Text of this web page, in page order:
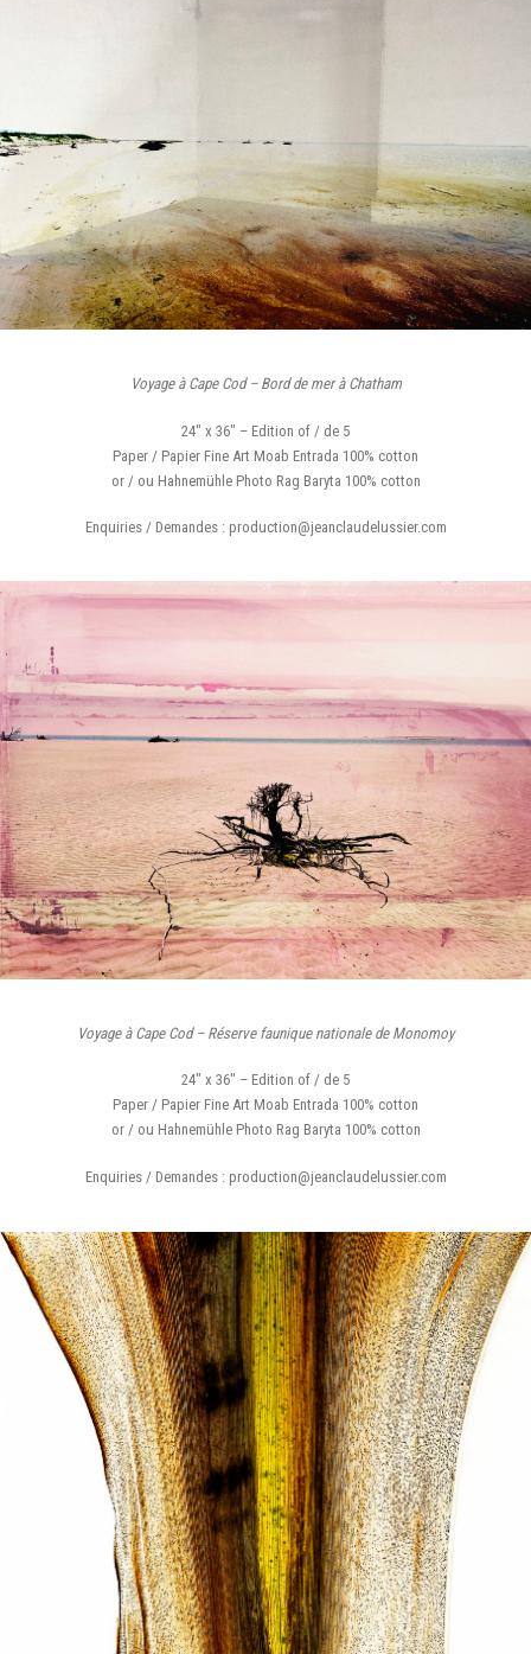
Voyage à Cape Cod – Bord de mer à Chatham
24″ x 36″ – Edition of / de 5
Paper / Papier Fine Art Moab Entrada 100% cotton
or / ou Hahnemühle Photo Rag Baryta 100% cotton
Enquiries / Demandes : production@jeanclaudelussier.com
Voyage à Cape Cod – Réserve faunique nationale de Monomoy
24″ x 36″ – Edition of / de 5
Paper / Papier Fine Art Moab Entrada 100% cotton
or / ou Hahnemühle Photo Rag Baryta 100% cotton
Enquiries / Demandes : production@jeanclaudelussier.com